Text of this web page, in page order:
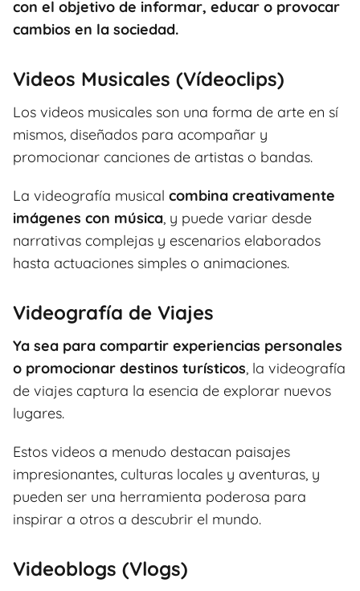
con el objetivo de informar, educar o provocar
cambios en la sociedad.
Videos Musicales (Vídeoclips)
Los videos musicales son una forma de arte en sí
mismos, diseñados para acompañar y
promocionar canciones de artistas o bandas.
La videografía musical combina creativamente
imágenes con música, y puede variar desde
narrativas complejas y escenarios elaborados
hasta actuaciones simples o animaciones.
Videografía de Viajes
Ya sea para compartir experiencias personales
o promocionar destinos turísticos, la videografía
de viajes captura la esencia de explorar nuevos
lugares.
Estos videos a menudo destacan paisajes
impresionantes, culturas locales y aventuras, y
pueden ser una herramienta poderosa para
inspirar a otros a descubrir el mundo.
Videoblogs (Vlogs)